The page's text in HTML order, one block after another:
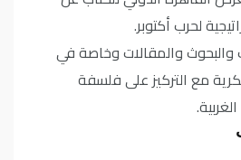
لحرب أكتوبر.
والبحوث والمقالات وخاصة في
مع التركيز على فلسفة